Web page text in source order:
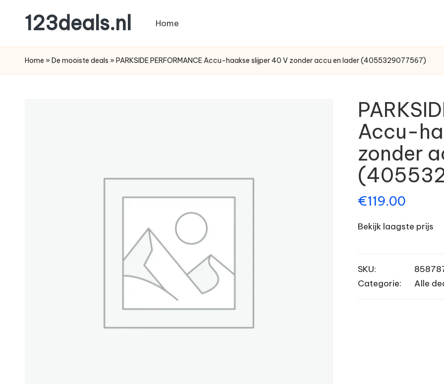
123deals.nl
leukste
deals
Home
Home » De mooiste deals » PARKSIDE PERFORMANCE Accu-haakse slijper 40 V zonder accu en lader (4055329077567)
Accu-
zonder
€119.00
Bekijk laagste prijs
SKU:
Categorie:
Alle